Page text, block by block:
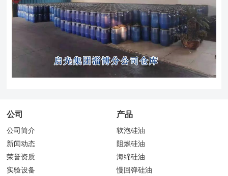
公司
公司简介
新闻动态
荣誉资质
实验设备
产品
软泡硅油
阻燃硅油
海绵硅油
慢回弹硅油